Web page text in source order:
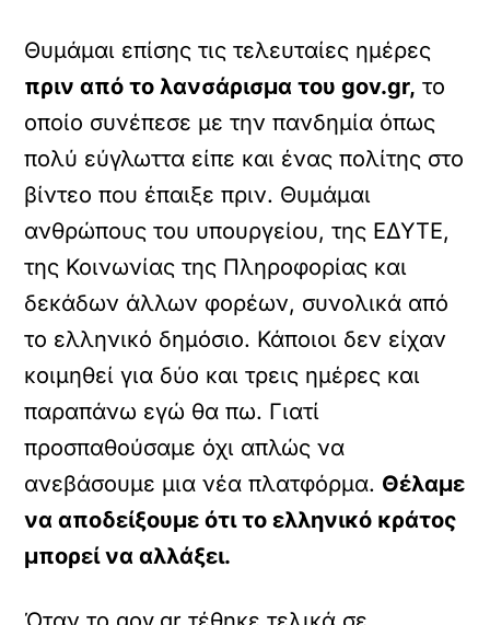
Θυμάμαι επίσης τις τελευταίες ημέρες
πριν από το λανσάρισμα του gov.gr, το
οποίο συνέπεσε με την πανδημία όπως
πολύ εύγλωττα είπε και ένας πολίτης στο
βίντεο που έπαιξε πριν. Θυμάμαι
ανθρώπους του υπουργείου, της ΕΔΥΤΕ,
της Κοινωνίας της Πληροφορίας και
δεκάδων άλλων φορέων, συνολικά από
το ελληνικό δημόσιο. Κάποιοι δεν είχαν
κοιμηθεί για δύο και τρεις ημέρες και
παραπάνω εγώ θα πω. Γιατί
προσπαθούσαμε όχι απλώς να
ανεβάσουμε μια νέα πλατφόρμα. Θέλαμε
να αποδείξουμε ότι το ελληνικό κράτος
μπορεί να αλλάξει.